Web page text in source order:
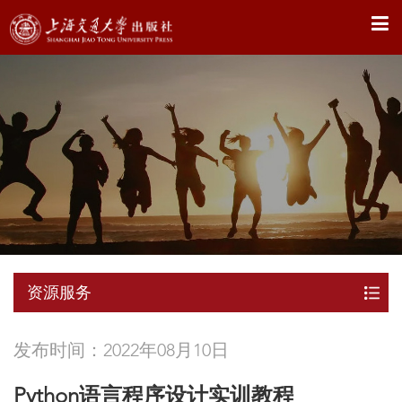
X
资源服务
发布时间：2022年08月10日
Python语言程序设计实训教程